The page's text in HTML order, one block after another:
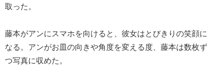
取った。
藤本がアンにスマホを向けると、彼女はとびきりの笑顔に
なる。アンがお皿の向きや角度を変える度、藤本は数枚ず
つ写真に収めた。